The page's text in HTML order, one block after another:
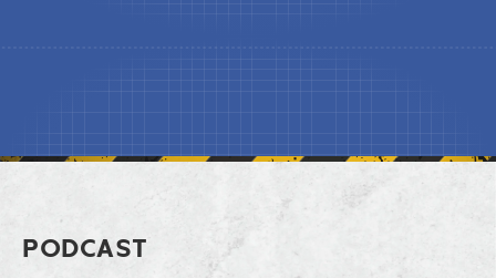
Footer Baulogistik planen, bevor
PODCAST